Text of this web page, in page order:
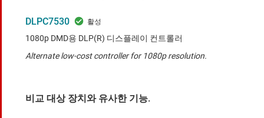
DLPC7530
1080p DMD용 DLP(R) 디스플레이 컨트롤러
Alternate low-cost controller for 1080p resolution.
비교 대상 장치와 유사한 기능.